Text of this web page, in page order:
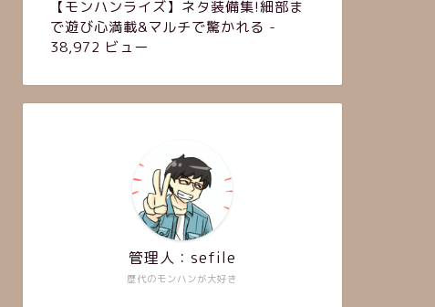
【モンハンライズ】ネタ装備集!細部ま
で遊び心満載&マルチで驚かれる -
38,972 ビュー
歴代のモンハンが大好き
管理人：sefile